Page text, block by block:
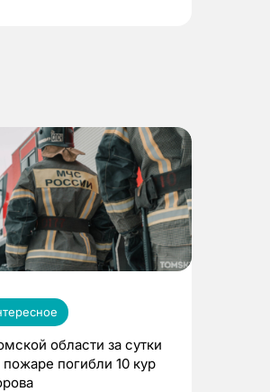
области за сутки
пожаре погибли 10 кур